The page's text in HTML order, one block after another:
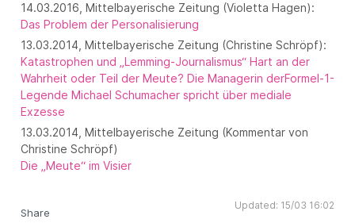
14.03.2016, Mittelbayerische Zeitung (Violetta Hagen):
Das Problem der Personalisierung
13.03.2014, Mittelbayerische Zeitung (Christine Schröpf):
Katastrophen und „Lemming-Journalismus“ Hart an der
Wahrheit oder Teil der Meute? Die Managerin derFormel-1-
Legende Michael Schumacher spricht über mediale
Exzesse
13.03.2014, Mittelbayerische Zeitung (Kommentar von
Christine Schröpf)
Die „Meute“ im Visier
Updated: 15/03 16:02
Share